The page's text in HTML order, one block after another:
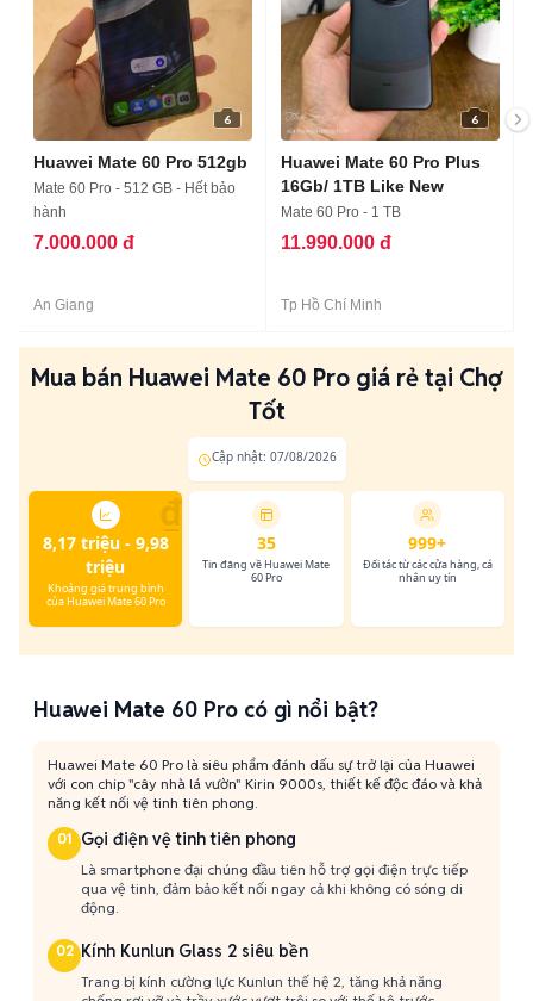
6
Huawei Mate 60 Pro 512gb
Mate 60 Pro - 512 GB - Hết bảo
hành
7.000.000 đ
An Giang
6
Huawei Mate 60 Pro Plus
16Gb/ 1TB Like New
Mate 60 Pro - 1 TB
11.990.000 đ
Tp Hồ Chí Minh
Mua bán Huawei Mate 60 Pro giá rẻ tại Chợ
Tốt
Cập nhật: 07/08/2026
₫
8,17 triệu - 9,98
triệu
Khoảng giá trung bình
của Huawei Mate 60 Pro
35
Tin đăng về Huawei Mate
60 Pro
999+
Đối tác từ các cửa hàng, cá
nhân uy tín
Huawei Mate 60 Pro có gì nổi bật?
Huawei Mate 60 Pro là siêu phẩm đánh dấu sự trở lại của Huawei
với con chip "cây nhà lá vườn" Kirin 9000s, thiết kế độc đáo và khả
năng kết nối vệ tinh tiên phong.
01 Gọi điện vệ tinh tiên phong
Là smartphone đại chúng đầu tiên hỗ trợ gọi điện trực tiếp
qua vệ tinh, đảm bảo kết nối ngay cả khi không có sóng di
động.
02 Kính Kunlun Glass 2 siêu bền
Trang bị kính cường lực Kunlun thế hệ 2, tăng khả năng